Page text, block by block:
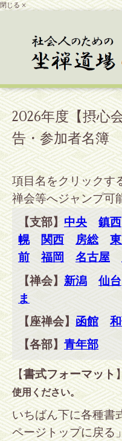
閉じる ×
2026年度【摂心
告・参加者名簿
項目名をクリックす
禅会等へジャンプ可
【支部】 中央 鎮西
幌
関西 房総
前
福岡 名古屋
【禅会】 新潟 仙台
ま
【座禅会】 函館
【各部】 青年部
【書式フォーマット
使用ください。
いちばん下に各種
ページトップに戻る